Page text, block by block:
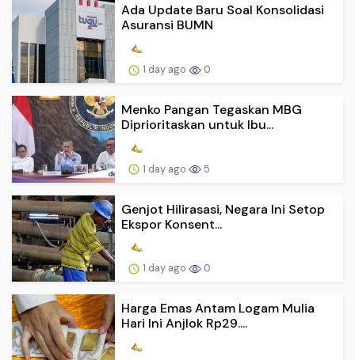
Ada Update Baru Soal Konsolidasi
Asuransi BUMN
1 day ago 0
Menko Pangan Tegaskan MBG
Diprioritaskan untuk Ibu...
1 day ago 5
Genjot Hilirasasi, Negara Ini Setop
Ekspor Konsent...
1 day ago 0
Harga Emas Antam Logam Mulia
Hari Ini Anjlok Rp29....